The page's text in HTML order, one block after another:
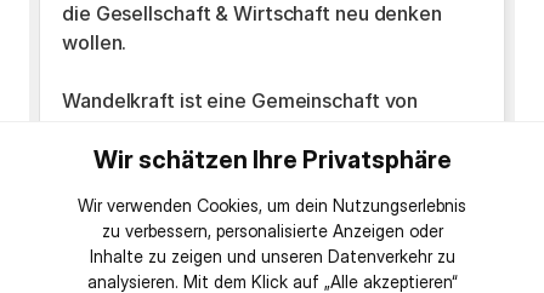
die Gesellschaft & Wirtschaft neu denken
wollen.
Wandelkraft ist eine Gemeinschaft von
So wie wir bisher leben und wirtschaften,
Hier treffen sich
Selbstständige,
Wir schätzen Ihre Privatsphäre
Wir verwenden Cookies, um dein Nutzungserlebnis
zu verbessern, personalisierte Anzeigen oder
Inhalte zu zeigen und unseren Datenverkehr zu
analysieren. Mit dem Klick auf „Alle akzeptieren“